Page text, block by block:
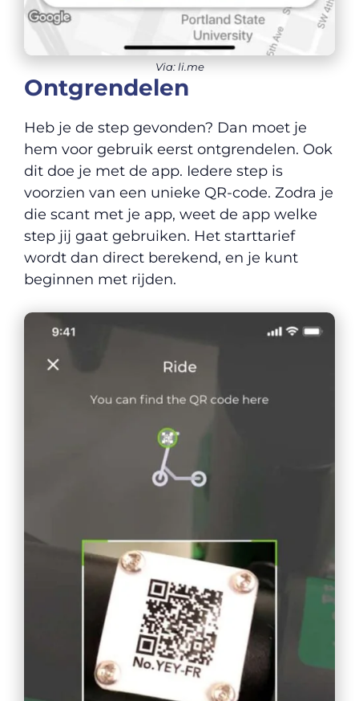
Via: li.me
Ontgrendelen
Heb je de step gevonden? Dan moet je
hem voor gebruik eerst ontgrendelen. Ook
dit doe je met de app. Iedere step is
voorzien van een unieke QR-code. Zodra je
die scant met je app, weet de app welke
step jij gaat gebruiken. Het starttarief
wordt dan direct berekend, en je kunt
beginnen met rijden.